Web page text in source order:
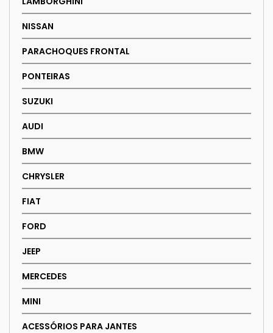
NISSAN
PARACHOQUES FRONTAL
PONTEIRAS
SUZUKI
AUDI
BMW
CHRYSLER
FIAT
FORD
JEEP
MERCEDES
MINI
ACESSÓRIOS PARA JANTES